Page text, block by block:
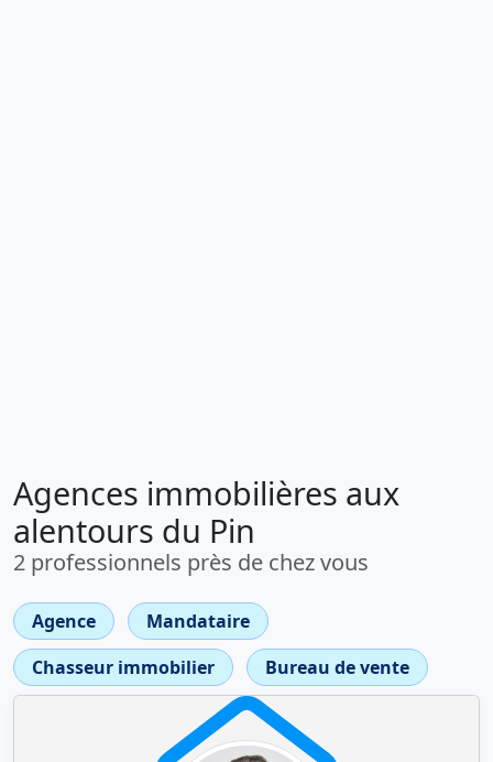
Agences immobilières aux
alentours du Pin
2 professionnels près de chez vous
Agence
Mandataire
Chasseur immobilier
Bureau de vente